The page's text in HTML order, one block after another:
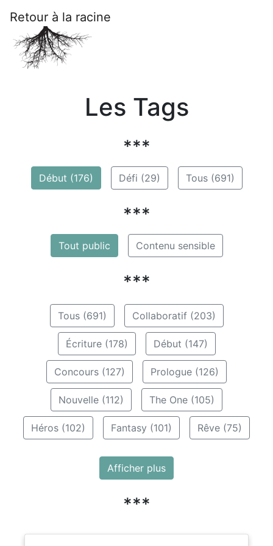
Retour à la racine
Les Tags
***
Début (176) Défi (29) Tous (691)
***
Tout public Contenu sensible
***
Tous (691) Collaboratif (203)
Écriture (178) Début (147)
Concours (127) Prologue (126)
Nouvelle (112) The One (105)
Héros (102) Fantasy (101) Rêve (75)
Afficher plus
***